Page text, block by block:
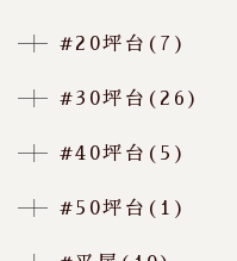
#20坪台(7)
#30坪台(26)
#40坪台(5)
#50坪台(1)